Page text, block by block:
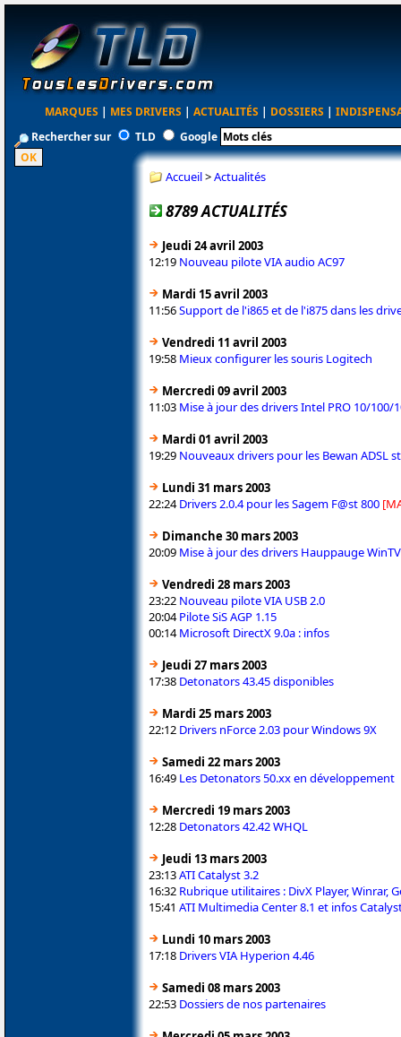
MARQUES | MES DRIVERS | ACTUALITÉS | DOSSIERS |
Rechercher sur
TLD Google
Accueil>Actualités
8789 ACTUALITÉS
Jeudi 24 avril 2003
12:19 Nouveau pilote VIA audio AC97
Mardi 15 avril 2003
11:56Support de l'i865 et de l'i875 dans les
Vendredi 11 avril 2003
19:58 Mieux configurer les souris Logitech
Mercredi 09 avril 2003
11:03 Mise à jour des drivers Intel PRO 10/100/
Mardi 01 avril 2003
19:29 Nouveaux drivers pour les Bewan ADSL st
Lundi 31 mars 2003
22:24Drivers 2.0.4 pour les Sagem F@st 800
Dimanche 30 mars 2003
20:09 Mise à jour des drivers Hauppauge
Vendredi 28 mars 2003
23:22 Nouveau pilote VIA USB 2.0
20:04Pilote SiS AGP 1.15
00:14Microsoft DirectX 9.0a : infos
Jeudi 27 mars 2003
17:38 Detonators 43.45 disponibles
Mardi 25 mars 2003
22:12 Drivers nForce 2.03 pour Windows 9X
Samedi 22 mars 2003
16:49 Les Detonators 50.xx en développement
Mercredi 19 mars 2003
12:28 Detonators 42.42 WHQL
Jeudi 13 mars 2003
23:13ATI Catalyst 3.2
16:32 Rubrique utilitaires : DivX Player, Winrar,
15:41 ATI Multimedia Center 8.1 et infos
Lundi 10 mars 2003
17:18 Drivers VIA Hyperion 4.46
Samedi 08 mars 2003
22:53 Dossiers de nos partenaires